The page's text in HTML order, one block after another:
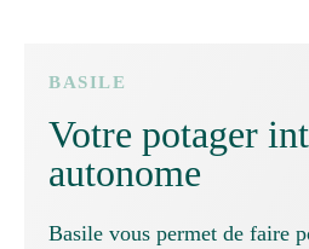
BASILE
Votre potager
autonome
Basile vous permet de faire